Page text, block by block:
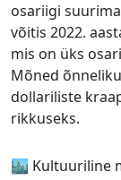
osariigi
võitis 2022.
mis on üks
Mõned
dollariliste
rikkuseks.
🏙️ Kultuuriline